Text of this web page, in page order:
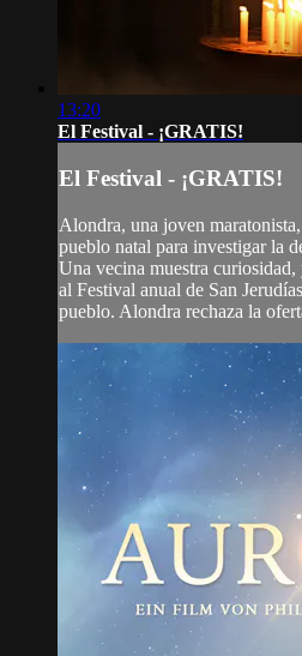
13:20
El Festival - ¡GRATIS!
El Festival - ¡GRATIS!
Alondra, una joven
pueblo natal para investigar la
Una vecina muestra
al Festival anual de San
pueblo. Alondra rechaza la